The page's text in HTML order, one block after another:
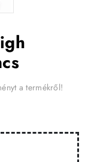
a termékről!